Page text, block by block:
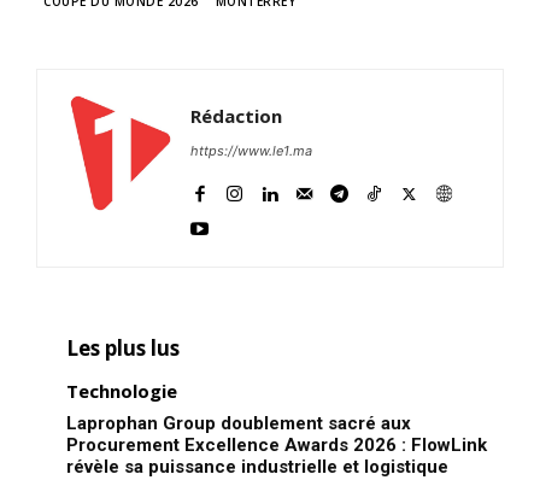
Rédaction
https://www.le1.ma
Les plus lus
Technologie
Laprophan Group doublement sacré aux
Procurement Excellence Awards 2026 : FlowLink
révèle sa puissance industrielle et logistique